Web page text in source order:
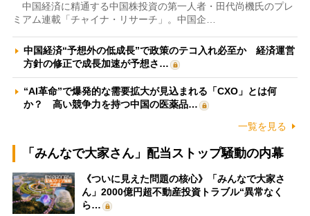
中国経済に精通する中国株投資の第一人者・田代尚機氏のプレ
ミアム連載「チャイナ・リサーチ」。中国企…
中国経済“予想外の低成長”で政策のテコ入れ必至か 経済運営
方針の修正で成長加速が予想さ…
“AI革命”で爆発的な需要拡大が見込まれる「CXO」とは何
か？ 高い競争力を持つ中国の医薬品…
一覧を見る
「みんなで大家さん」配当ストップ騒動の内幕
《ついに見えた問題の核心》「みんなで大家さ
ん」2000億円超不動産投資トラブル“異常なく
ら…